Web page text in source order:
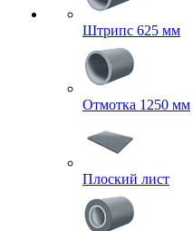
Штрипс 625 мм
Отмотка 1250 мм
Плоский лист